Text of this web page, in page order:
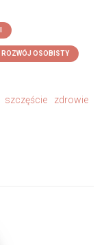
ROZWÓJ OSOBISTY
szczęście zdrowie